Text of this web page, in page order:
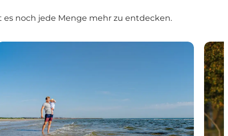
noch jede Menge mehr zu entdecken.